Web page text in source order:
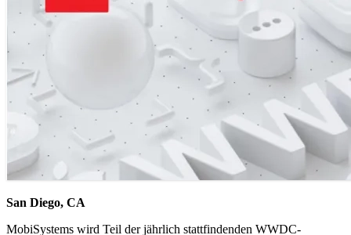
San Diego, CA
MobiSystems wird Teil der jährlich stattfindenden WWDC-